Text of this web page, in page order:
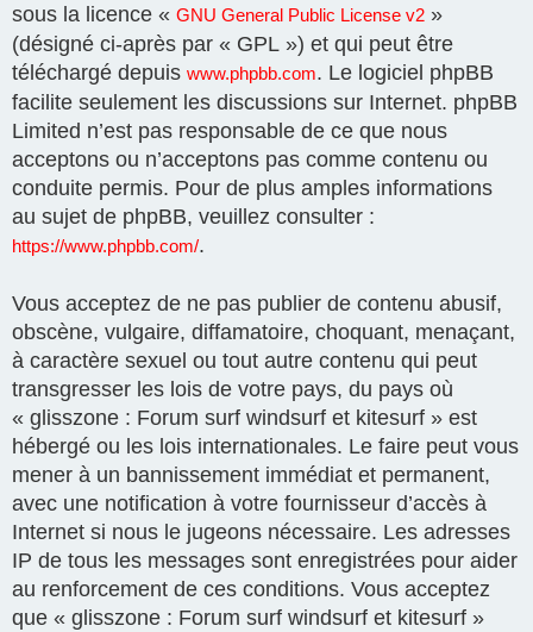
sous la licence « GNU General Public License v2 »
(désigné ci-après par « GPL ») et qui peut être
téléchargé depuis www.phpbb.com. Le logiciel phpBB
facilite seulement les discussions sur Internet. phpBB
Limited n’est pas responsable de ce que nous
acceptons ou n’acceptons pas comme contenu ou
conduite permis. Pour de plus amples informations
au sujet de phpBB, veuillez consulter :
https://www.phpbb.com/.
Vous acceptez de ne pas publier de contenu abusif,
obscène, vulgaire, diffamatoire, choquant, menaçant,
à caractère sexuel ou tout autre contenu qui peut
transgresser les lois de votre pays, du pays où
« glisszone : Forum surf windsurf et kitesurf » est
hébergé ou les lois internationales. Le faire peut vous
mener à un bannissement immédiat et permanent,
avec une notification à votre fournisseur d’accès à
Internet si nous le jugeons nécessaire. Les adresses
IP de tous les messages sont enregistrées pour aider
au renforcement de ces conditions. Vous acceptez
que « glisszone : Forum surf windsurf et kitesurf »